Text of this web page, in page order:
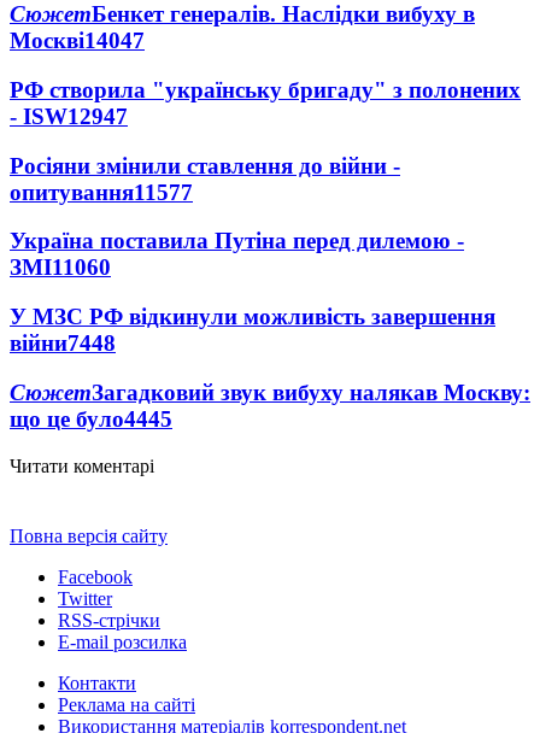
СюжетБенкет генералів. Наслідки вибуху в
Москві14047
РФ створила "українську бригаду" з полонених
- ISW12947
Росіяни змінили ставлення до війни -
опитування11577
Україна поставила Путіна перед дилемою -
ЗМІ11060
У МЗС РФ відкинули можливість завершення
війни7448
СюжетЗагадковий звук вибуху налякав Москву:
що це було4445
Читати коментарі
Повна версія сайту
Facebook
Twitter
RSS-стрічки
E-mail розсилка
Контакти
Реклама на сайті
Використання матеріалів korrespondent.net